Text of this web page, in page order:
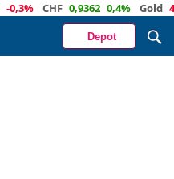
CHF 0,9362 0,4% Gold 4 242
Depot